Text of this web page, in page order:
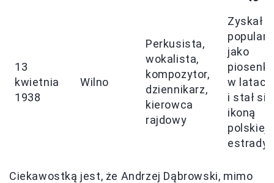
13
kwietnia
1938
Wilno
Perkusista,
wokalista,
kompozytor,
dziennikarz,
kierowca
rajdowy
Zyskał
jako
w latach
i stał się
ikoną
polskiej
estrady
Ciekawostką jest, że Andrzej Dąbrowski, mimo